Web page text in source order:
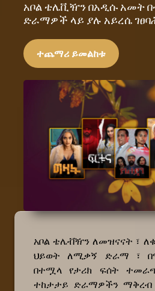
አቦል ቴሌቪዥን በአዲሱ አመት
ድራማዎች ላይ ያሉ አይረሴ
ተጨማሪ ይመልከቱ
አቦል ቴሌቭዥን ለመዝናናት ፣
ህይወት ለሚቃኝ ድራማ ፣
በተሟላ የታሪክ ፍሰት
ተከታታይ ድራማዎችን ማቅረብ